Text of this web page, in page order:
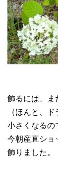
飾るには、ま
（ほんと、
小さくなるの
今朝産直ショ
飾りました。